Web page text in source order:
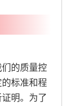
的质量控
标准和程
明。为了